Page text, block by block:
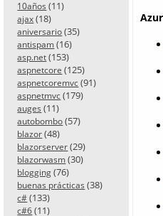
10años (11)
ajax (18)
aniversario (35)
antispam (16)
asp.net (153)
aspnetcore (125)
aspnetcoremvc (91)
aspnetmvc (179)
auges (11)
autobombo (57)
blazor (48)
blazorserver (29)
blazorwasm (30)
blogging (76)
buenas prácticas (38)
c# (133)
c#6 (11)